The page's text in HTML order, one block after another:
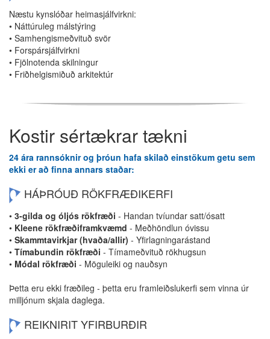
Næstu kynslóðar heimasjálfvirkni:
• Náttúruleg málstýring
• Samhengismeðvituð svör
• Forspársjálfvirkni
• Fjölnotenda skilningur
• Friðhelgismiðuð arkitektúr
Kostir sértækrar tækni
24 ára rannsóknir og þróun hafa skilað einstökum getu sem
ekki er að finna annars staðar:
HÁÞRÓUÐ RÖKFRÆÐIKERFI
• 3-gilda og óljós rökfræði - Handan tvíundar satt/ósatt
• Kleene rökfræðiframkvæmd - Meðhöndlun óvissu
• Skammtavirkjar (hvaða/allir) - Yfirlagningarástand
• Tímabundin rökfræði - Tímameðvituð rökhugsun
• Módal rökfræði - Möguleiki og nauðsyn
Þetta eru ekki fræðileg - þetta eru framleiðslukerfi sem vinna úr
milljónum skjala daglega.
REIKNIRIT YFIRBURÐIR